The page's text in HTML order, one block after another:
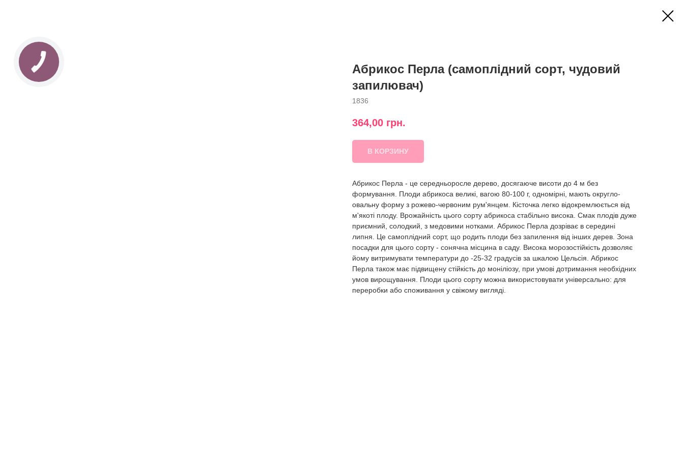
Абрикос Перла (самоплідний сорт, чудовий
запилювач)
1836
364,00 грн.
В КОРЗИНУ
Абрикос Перла - це середньоросле дерево, досягаюче висоти до 4 м без
формування. Плоди абрикоса великі, вагою 80-100 г, одномірні, мають округло-
овальну форму з рожево-червоним рум'янцем. Кісточка легко відокремлюється від
м'якоті плоду. Врожайність цього сорту абрикоса стабільно висока. Смак плодів дуже
приємний, солодкий, з медовими нотками. Абрикос Перла дозріває в середині
липня. Це самоплідний сорт, що родить плоди без запилення від інших дерев. Зона
посадки для цього сорту - сонячна місцина в саду. Висока морозостійкість дозволяє
йому витримувати температури до -25-32 градусів за шкалою Цельсія. Абрикос
Перла також має підвищену стійкість до моніліозу, при умові дотримання необхідних
умов вирощування. Плоди цього сорту можна використовувати універсально: для
переробки або споживання у свіжому вигляді.
КНОПКА
ЗВ'ЯЗКУ